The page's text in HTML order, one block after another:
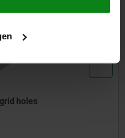
Subplates, machined all sides,